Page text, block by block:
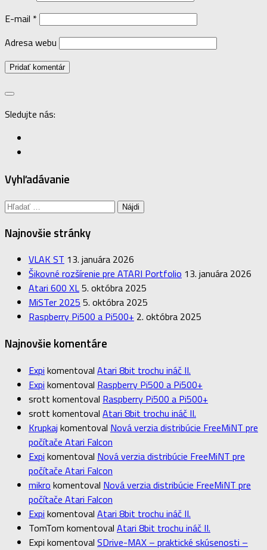
E-mail *
Adresa webu
Sledujte nás:
Vyhľadávanie
Hľadať:
Najnovšie stránky
VLAK ST 13. januára 2026
Šikovné rozšírenie pre ATARI Portfolio 13. januára 2026
Atari 600 XL5. októbra 2025
MiSTer 2025 5. októbra 2025
Raspberry Pi500 a Pi500+ 2. októbra 2025
Najnovšie komentáre
Expi komentoval Atari 8bit trochu ináč II.
Expi komentoval Raspberry Pi500 a Pi500+
srott komentoval Raspberry Pi500 a Pi500+
srott komentoval Atari 8bit trochu ináč II.
Krupkaj komentoval Nová verzia distribúcie FreeMiNT pre
počítače Atari Falcon
Expi komentoval Nová verzia distribúcie FreeMiNT pre
počítače Atari Falcon
mikro komentoval Nová verzia distribúcie FreeMiNT pre
počítače Atari Falcon
Expi komentoval Atari 8bit trochu ináč II.
TomTom komentoval Atari 8bit trochu ináč II.
Expi komentoval SDrive-MAX – praktické skúsenosti –